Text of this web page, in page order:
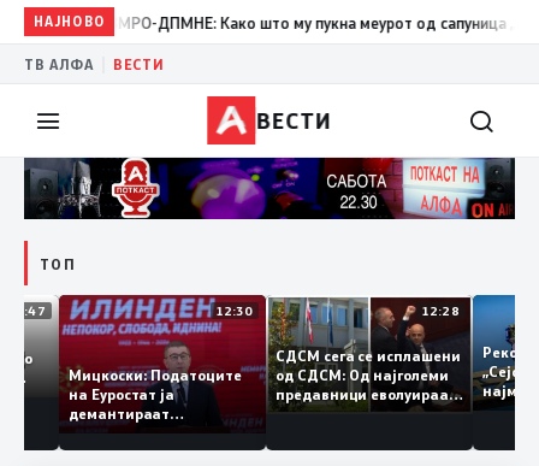
НАЈНОВО
19:39ВМРО-ДПМНЕ: Како што му пукна меурот од сапуница
ТВ АЛФА ВЕСТИ
ВЕСТИ
ТОП
12:47
од
во
од
12:30
Мицкоски: Податоците
на Еуростат ја
демантираат
опозицијата
12:28
СДСМ сега се исплашени
од СДСМ: Од најголеми
предавници еволуираа
во најголеми патриоти